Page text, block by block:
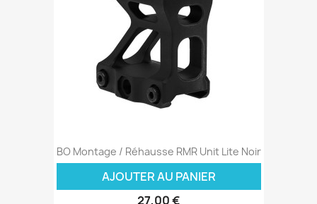
BO Montage / Réhausse RMR Unit Lite Noir
AJOUTER AU PANIER
27,00 €